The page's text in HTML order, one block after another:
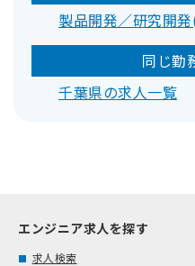
製品開発／研究開
同じ勤
千葉県の求人一覧
エンジニア求人を探す
求人検索